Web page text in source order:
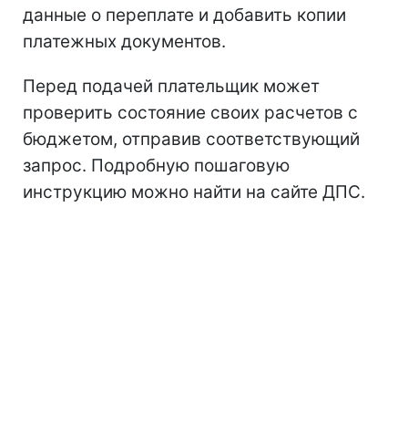
данные о переплате и добавить копии
платежных документов.
Перед подачей плательщик может
проверить состояние своих расчетов с
бюджетом, отправив соответствующий
запрос. Подробную пошаговую
инструкцию можно найти на сайте ДПС.